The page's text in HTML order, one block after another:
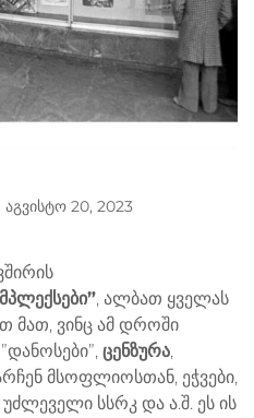
აგვისტო 20, 2023
, ალბათ ყველას
მათ, ვინც ამ დროში
ცენზურა,
მსოფლიოსთან, ეჭვები,
სსრკ და ა.შ. ეს ის